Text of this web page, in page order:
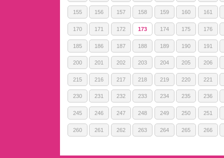
155 156 157 158 159 160 161
170 171 172 173 174 175 176
185 186 187 188 189 190 191
200 201 202 203 204 205 206
215 216 217 218 219 220 221
230 231 232 233 234 235 236
245 246 247 248 249 250 251
260 261 262 263 264 265 266